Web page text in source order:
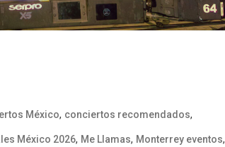
México, conciertos recomendados,
México 2026, Me Llamas, Monterrey eventos,